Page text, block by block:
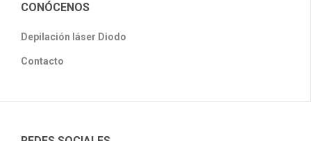
CONÓCENOS
Depilación láser Diodo
Contacto